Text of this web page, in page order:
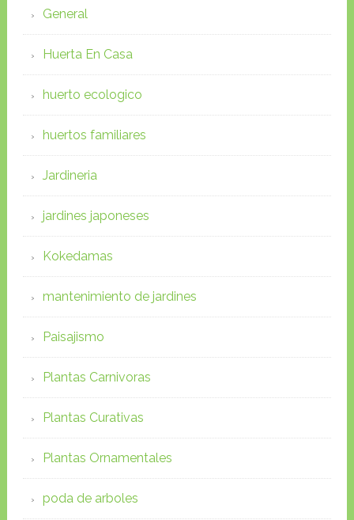
General
Huerta En Casa
huerto ecologico
huertos familiares
Jardineria
jardines japoneses
Kokedamas
mantenimiento de jardines
Paisajismo
Plantas Carnivoras
Plantas Curativas
Plantas Ornamentales
poda de arboles